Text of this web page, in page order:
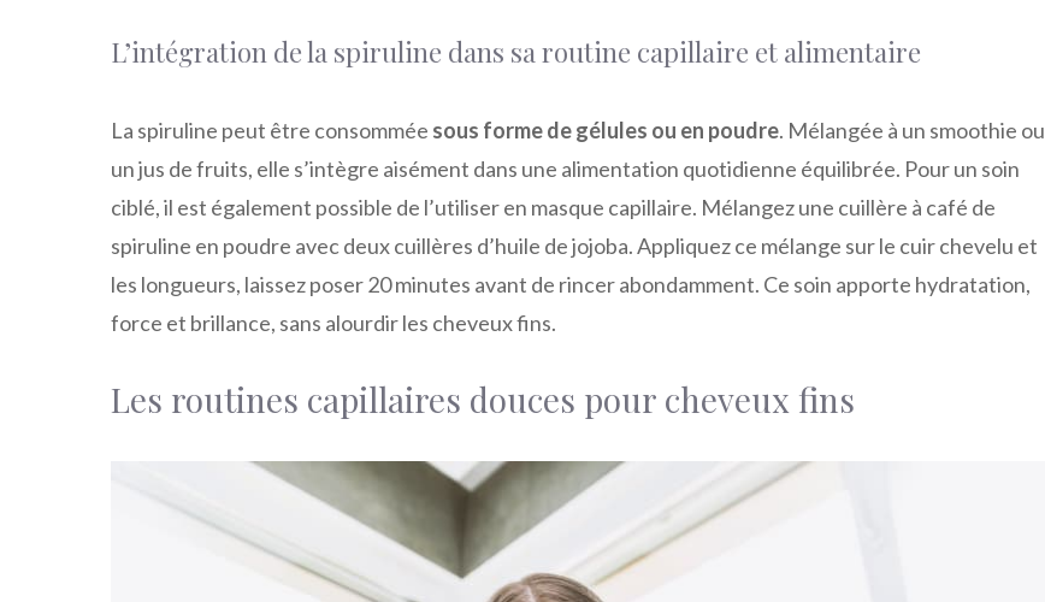
L’intégration de la spiruline dans sa routine capillaire et alimentaire
La spiruline peut être consommée sous forme de gélules ou en poudre. Mélangée à un smoothie ou
un jus de fruits, elle s’intègre aisément dans une alimentation quotidienne équilibrée. Pour un soin
ciblé, il est également possible de l’utiliser en masque capillaire. Mélangez une cuillère à café de
spiruline en poudre avec deux cuillères d’huile de jojoba. Appliquez ce mélange sur le cuir chevelu et
les longueurs, laissez poser 20 minutes avant de rincer abondamment. Ce soin apporte hydratation,
force et brillance, sans alourdir les cheveux fins.
Les routines capillaires douces pour cheveux fins